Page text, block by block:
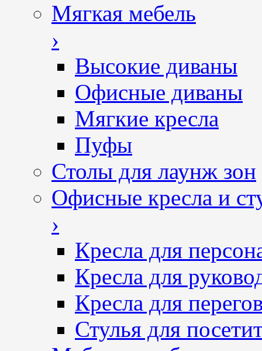
Мягкая мебель
›
Высокие диваны
Офисные диваны
Мягкие кресла
Пуфы
Столы для лаунж зон
Офисные кресла и
›
Кресла для
Кресла для
Кресла для
Стулья для